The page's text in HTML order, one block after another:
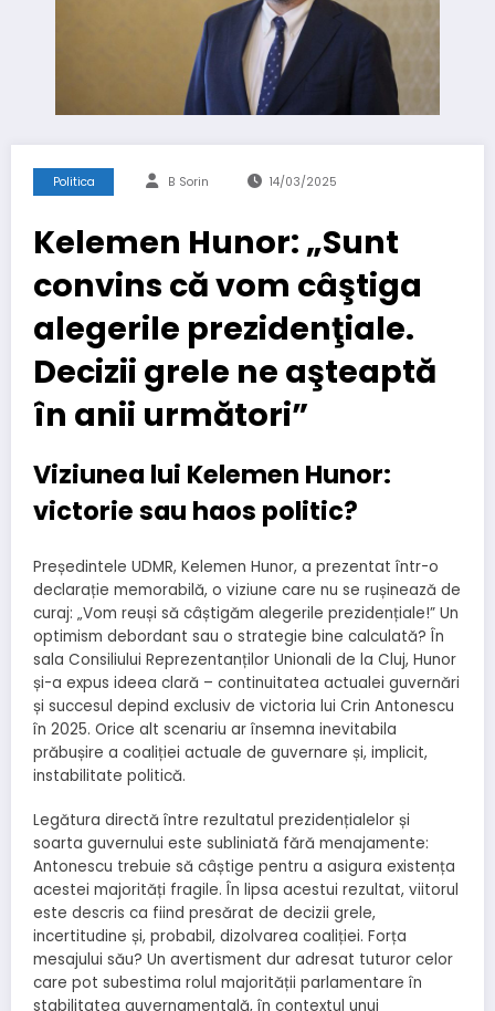
Politica B Sorin 14/03/2025
Kelemen Hunor: „Sunt
convins că vom câştiga
alegerile prezidenţiale.
Decizii grele ne aşteaptă
în anii următori”
Viziunea lui Kelemen Hunor:
victorie sau haos politic?
Președintele UDMR, Kelemen Hunor, a prezentat într-o
declarație memorabilă, o viziune care nu se rușinează de
curaj: „Vom reuși să câștigăm alegerile prezidențiale!” Un
optimism debordant sau o strategie bine calculată? În
sala Consiliului Reprezentanților Unionali de la Cluj, Hunor
și-a expus ideea clară – continuitatea actualei guvernări
și succesul depind exclusiv de victoria lui Crin Antonescu
în 2025. Orice alt scenariu ar însemna inevitabila
prăbușire a coaliției actuale de guvernare și, implicit,
instabilitate politică.
Legătura directă între rezultatul prezidențialelor și
soarta guvernului este subliniată fără menajamente:
Antonescu trebuie să câștige pentru a asigura existența
acestei majorități fragile. În lipsa acestui rezultat, viitorul
este descris ca fiind presărat de decizii grele,
incertitudine și, probabil, dizolvarea coaliției. Forța
mesajului său? Un avertisment dur adresat tuturor celor
care pot subestima rolul majorității parlamentare în
stabilitatea guvernamentală, în contextul unui